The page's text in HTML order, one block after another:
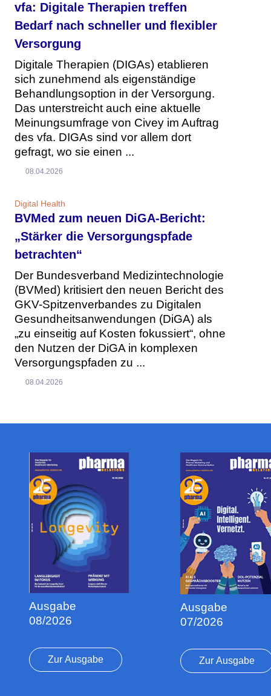
vfa: Digitale Therapien treffen
Bedarf nach schneller und flexibler
Versorgung
Digitale Therapien (DIGAs) etablieren
sich zunehmend als eigenständige
Behandlungsoption in der Versorgung.
Das unterstreicht auch eine aktuelle
Meinungsumfrage von Civey im Auftrag
des vfa. DIGAs sind vor allem dort
gefragt, wo sie einen ...
08.04.2026
Digital Health
BVMed zum neuen DiGA-Bericht:
„Stärker die Versorgungspfade
betrachten“
Der Bundesverband Medizintechnologie
(BVMed) kritisiert den neuen Bericht des
GKV-Spitzenverbandes zu Digitalen
Gesundheitsanwendungen (DiGA) als
„zu einseitig auf Kosten fokussiert“, ohne
den Nutzen der DiGA in komplexen
Versorgungspfaden zu ...
08.04.2026
Ausgabe
08/2026
Zur Ausgabe
Ausgabe
07/2026
Zur Ausgabe